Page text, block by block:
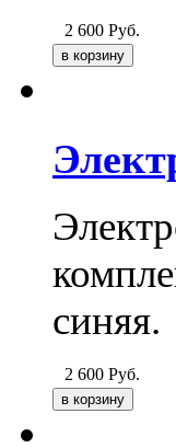
2 600 Руб.
синяя.
2 600 Руб.